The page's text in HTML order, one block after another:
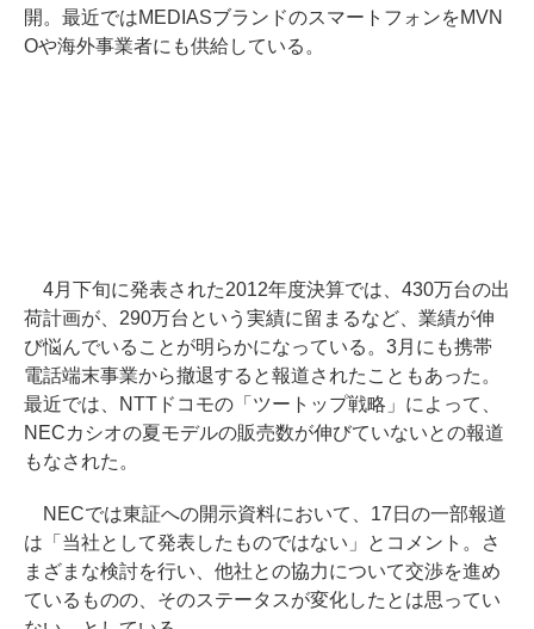
開。最近ではMEDIASブランドのスマートフォンをMVN
Oや海外事業者にも供給している。
4月下旬に発表された2012年度決算では、430万台の出
荷計画が、290万台という実績に留まるなど、業績が伸
び悩んでいることが明らかになっている。3月にも携帯
電話端末事業から撤退すると報道されたこともあった。
最近では、NTTドコモの「ツートップ戦略」によって、
NECカシオの夏モデルの販売数が伸びていないとの報道
もなされた。
NECでは東証への開示資料において、17日の一部報道
は「当社として発表したものではない」とコメント。さ
まざまな検討を行い、他社との協力について交渉を進め
ているものの、そのステータスが変化したとは思ってい